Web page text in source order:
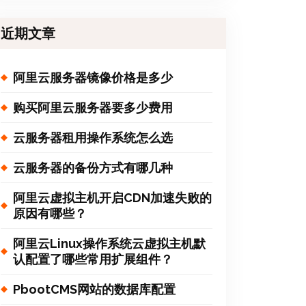
近期文章
阿里云服务器镜像价格是多少
购买阿里云服务器要多少费用
云服务器租用操作系统怎么选
云服务器的备份方式有哪几种
阿里云虚拟主机开启CDN加速失败的
原因有哪些？
阿里云Linux操作系统云虚拟主机默
认配置了哪些常用扩展组件？
PbootCMS网站的数据库配置